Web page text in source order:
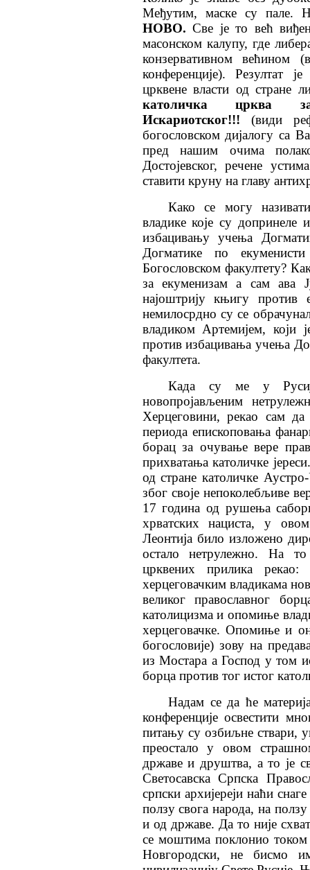
Међутим, маске су пале.
НОВО. Све је то већ
масонском калупу, где
конзервативном већином
конференције). Резултат
црквене власти од стране
католичка црква
Искариотског!!! (види
богословском дијалогу са
пред нашим очима
Достојевског, речене
ставити круну на главу
Како се могу
владике које су допринеле
избацивању учења
Догматике по
Богословском факултету?
за екуменизам а сам ава
најоштрију књигу
немилосрдно су се
владиком Артемијем, који
против избацивања учења
факултета.
Када су ме у
новопројављеним
Херцеговини, рекао сам
периода епископовања
борац за очување вере
прихватања католичке
од стране католичке
због своје непоколебљиве
17 година од рушења
хрватских нациста, у
Леонтија било изложено
остало нетрулежно. На
црквених прилика
херцеговачким владикама
великог православног
католицизма и опомиње
херцеговачке. Опомиње и
богословије) зову на
из Мостара а Господ у том
борца против тог истог
Надам се да ће
конференције освестити
питању су озбиљне ствари,
преостало у овом
државе и друштва, а то је
Светосавска Српска
српски архијереји наћи
ползу свога народа, на
и од државе. Да то није
се моштима поклонио током
Новгородски, не бисмо